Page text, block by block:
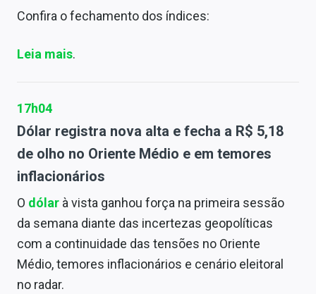
Confira o fechamento dos índices:
Leia mais.
17h04
Dólar registra nova alta e fecha a R$ 5,18
de olho no Oriente Médio e em temores
inflacionários
O dólar à vista ganhou força na primeira sessão
da semana diante das incertezas geopolíticas
com a continuidade das tensões no Oriente
Médio, temores inflacionários e cenário eleitoral
no radar.